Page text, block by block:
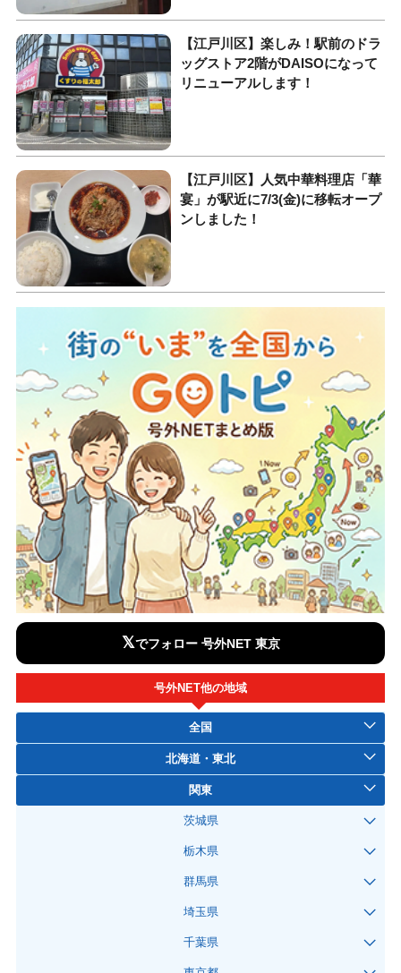
【江戸川区】楽しみ！駅前のドラ
ッグストア2階がDAISOになって
リニューアルします！
【江戸川区】人気中華料理店「華
宴」が駅近に7/3(金)に移転オープ
ンしました！
𝕏でフォロー 号外NET 東京
号外NET他の地域
全国
北海道・東北
関東
茨城県
栃木県
群馬県
埼玉県
千葉県